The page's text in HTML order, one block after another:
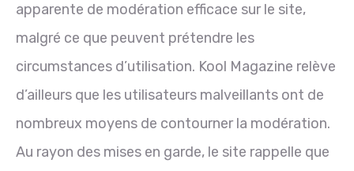
apparente de modération efficace sur le site,
malgré ce que peuvent prétendre les
circumstances d’utilisation. Kool Magazine relève
d’ailleurs que les utilisateurs malveillants ont de
nombreux moyens de contourner la modération.
Au rayon des mises en garde, le site rappelle que